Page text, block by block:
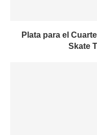
Plata para el
Skate